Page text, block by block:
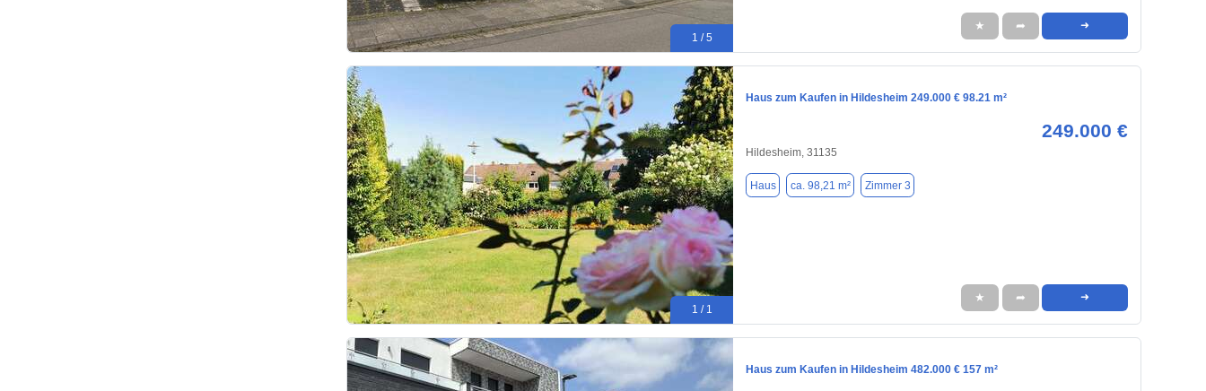
1 / 5
★ ➦ ➜
1 / 1
Haus zum Kaufen in Hildesheim 249.000 € 98.21 m²
249.000 €
Hildesheim, 31135
Haus ca. 98,21 m² Zimmer 3
★ ➦ ➜
Haus zum Kaufen in Hildesheim 482.000 € 157 m²